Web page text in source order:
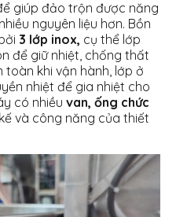
giúp đảo trộn được năng
nguyên liệu hơn. Bồn
3 lớp inox, cụ thể lớp
để giữ nhiệt, chống thất
khi vận hành, lớp ở
nhiệt để gia nhiệt cho
có nhiều van, ống chức
và công năng của thiết